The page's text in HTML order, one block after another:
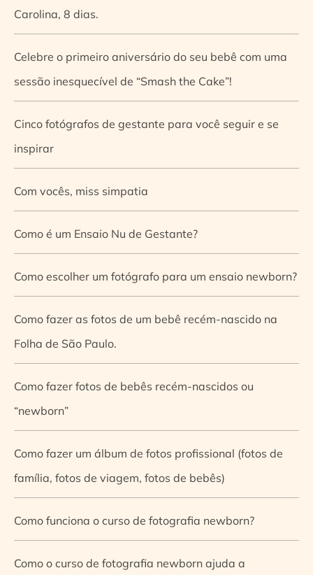
Carolina, 8 dias.
Celebre o primeiro aniversário do seu bebê com uma
sessão inesquecível de “Smash the Cake”!
Cinco fotógrafos de gestante para você seguir e se
inspirar
Com vocês, miss simpatia
Como é um Ensaio Nu de Gestante?
Como escolher um fotógrafo para um ensaio newborn?
Como fazer as fotos de um bebê recém-nascido na
Folha de São Paulo.
Como fazer fotos de bebês recém-nascidos ou
“newborn”
Como fazer um álbum de fotos profissional (fotos de
família, fotos de viagem, fotos de bebês)
Como funciona o curso de fotografia newborn?
Como o curso de fotografia newborn ajuda a